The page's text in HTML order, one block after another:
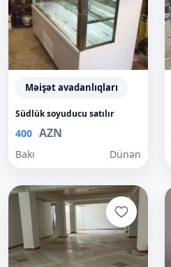
Məişət avadanlıqları
Südlük soyuducu satılır
400 AZN
Bakı Dünən